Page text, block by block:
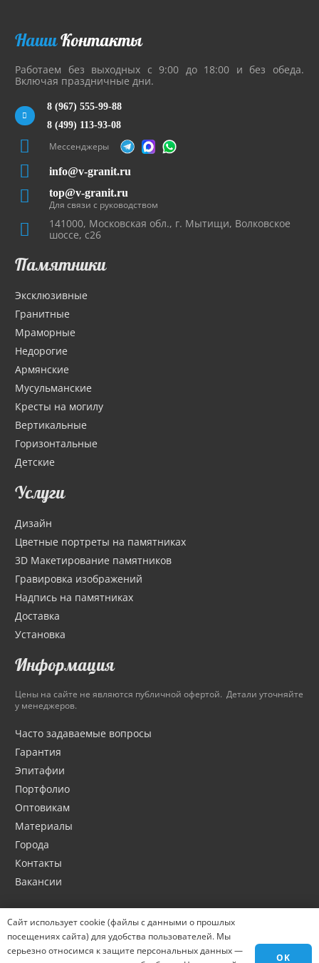
НашиКонтакты
Работаем без выходных с 9:00 до 18:00 и без обеда.
Включая праздничные дни.
8 (967) 555-99-88
8 (499) 113-93-08
Мессенджеры
info@v-granit.ru
top@v-granit.ru
Для связи с руководством
141000, Московская обл., г. Мытищи, Волковское
шоссе, с26
Памятники
Эксклюзивные
Гранитные
Мраморные
Недорогие
Армянские
Мусульманские
Кресты на могилу
Вертикальные
Горизонтальные
Детские
Услуги
Дизайн
Цветные портреты на памятниках
3D Макетирование памятников
Гравировка изображений
Надпись на памятниках
Доставка
Установка
Информация
Цены на сайте не являются публичной офертой. Детали уточняйте
у менеджеров.
Часто задаваемые вопросы
Гарантия
Эпитафии
Портфолио
Оптовикам
Материалы
Города
Контакты
Вакансии
Сайт использует cookie (файлы с данными о прошлых
посещениях сайта) для удобства пользователей. Мы
серьезно относимся к защите персональных данных —
OK